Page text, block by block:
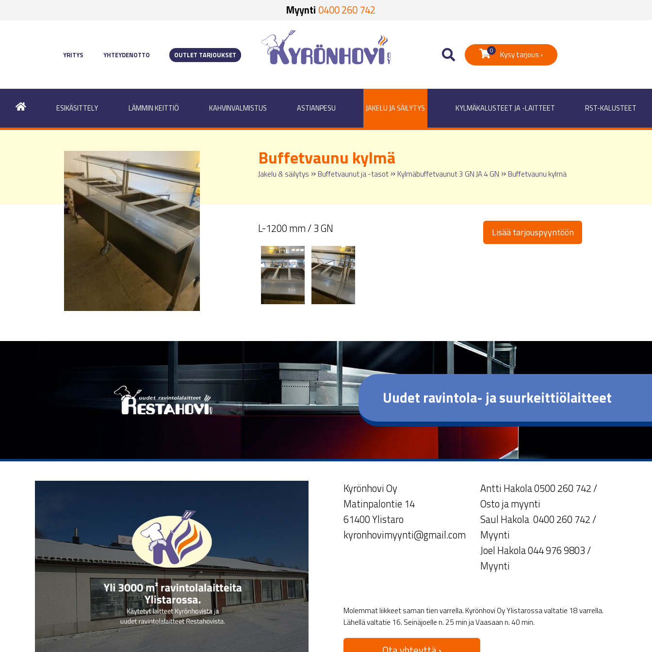
Myynti 0400 260 742
YRITYS YHTEYDENOTTO OUTLET TARJOUKSET
0 Kysy tarjous ›
ESIKÄSITTELY LÄMMIN KEITTIÖ KAHVINVALMISTUS ASTIANPESU JAKELU JA SÄILYTYS KYLMÄKALUSTEET JA -LAITTEET RST-KALUSTEET
Buffetvaunu kylmä
Jakelu & säilytys » Buffetvaunut ja -tasot » Kylmäbuffetvaunut 3 GN JA 4 GN » Buffetvaunu kylmä
L-1200 mm / 3 GN Lisää tarjouspyyntöön
Uudet ravintola- ja suurkeittiölaitteet
Kyrönhovi Oy
Matinpalontie 14
61400 Ylistaro
kyronhovimyynti@gmail.com
Antti Hakola 0500 260 742 /
Osto ja myynti
Saul Hakola 0400 260 742 /
Myynti
Joel Hakola 044 976 9803 /
Myynti
Molemmat liikkeet saman tien varrella. Kyrönhovi Oy Ylistarossa valtatie 18 varrella.
Lähellä valtatie 16. Seinäjoelle n. 25 min ja Vaasaan n. 40 min.